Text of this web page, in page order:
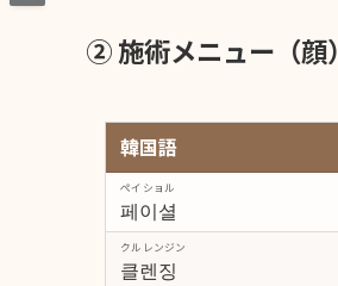
② 施術メニュー（顔）
韓国語
페이셜
ペイショル
클렌징
クルレンジン